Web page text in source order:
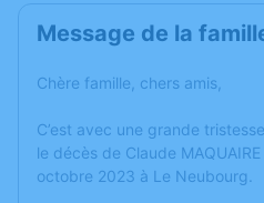
Message de la
Chère famille, chers amis,
C’est avec une grande
le décès de Claude
octobre 2023 à Le Neubourg.